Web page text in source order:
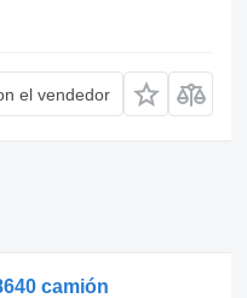
el vendedor
camión